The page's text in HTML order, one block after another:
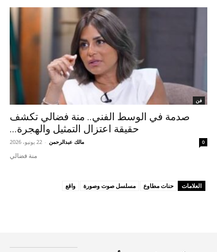
فن
صدمة في الوسط الفني.. منة فضالي تكشف
حقيقة اعتزال التمثيل والهجرة...
مالك عبدالرحمن - 22 يونيو، 2026 0
منة فضالي
العلامات حنات مطاوع مسلسل صوت وصورة واقع